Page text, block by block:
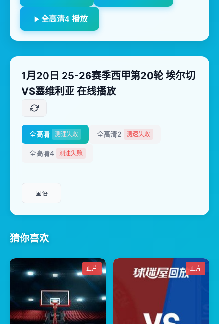
全高清4 播放
1月20日 25-26赛季西甲第20轮 埃尔切
VS塞维利亚 在线播放
全高清 测速失败 全高清2 测速失败
全高清4 测速失败
国语
猜你喜欢
正片 正片